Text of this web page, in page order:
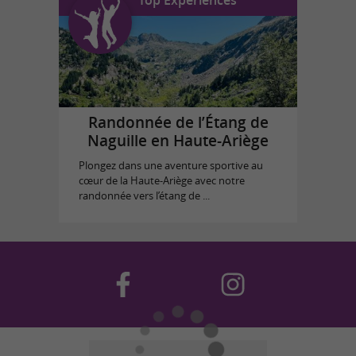
Randonnée de l’Étang de
Naguille en Haute-Ariège
Plongez dans une aventure sportive au
cœur de la Haute-Ariège avec notre
randonnée vers l’étang de ...